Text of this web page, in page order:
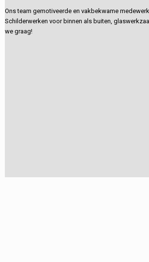
Ons team gemotiveerde en vakbekwame
Schilderwerken voor binnen als buiten,
we graag!